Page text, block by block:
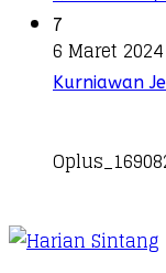
7
6 Maret 2024
Kurniawan